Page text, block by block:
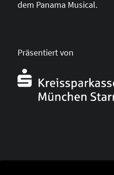
dem Panama Musical.
Präsentiert von